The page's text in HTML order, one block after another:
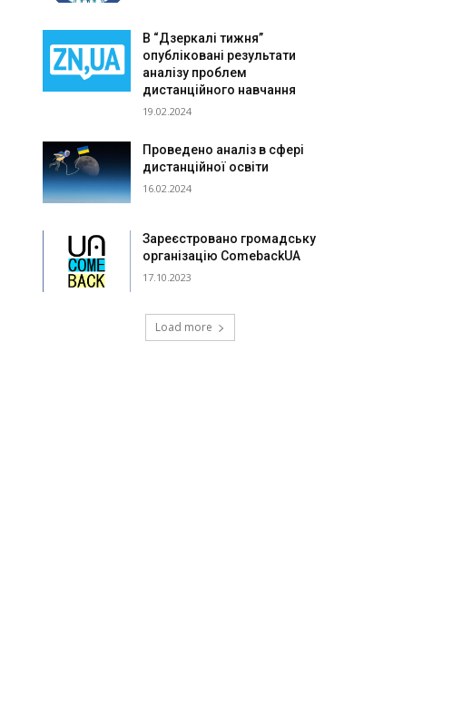
В “Дзеркалі тижня”
опубліковані результати
аналізу проблем
дистанційного навчання
19.02.2024
Проведено аналіз в сфері
дистанційної освіти
16.02.2024
Зареєстровано громадську
організацію ComebackUA
17.10.2023
Load more